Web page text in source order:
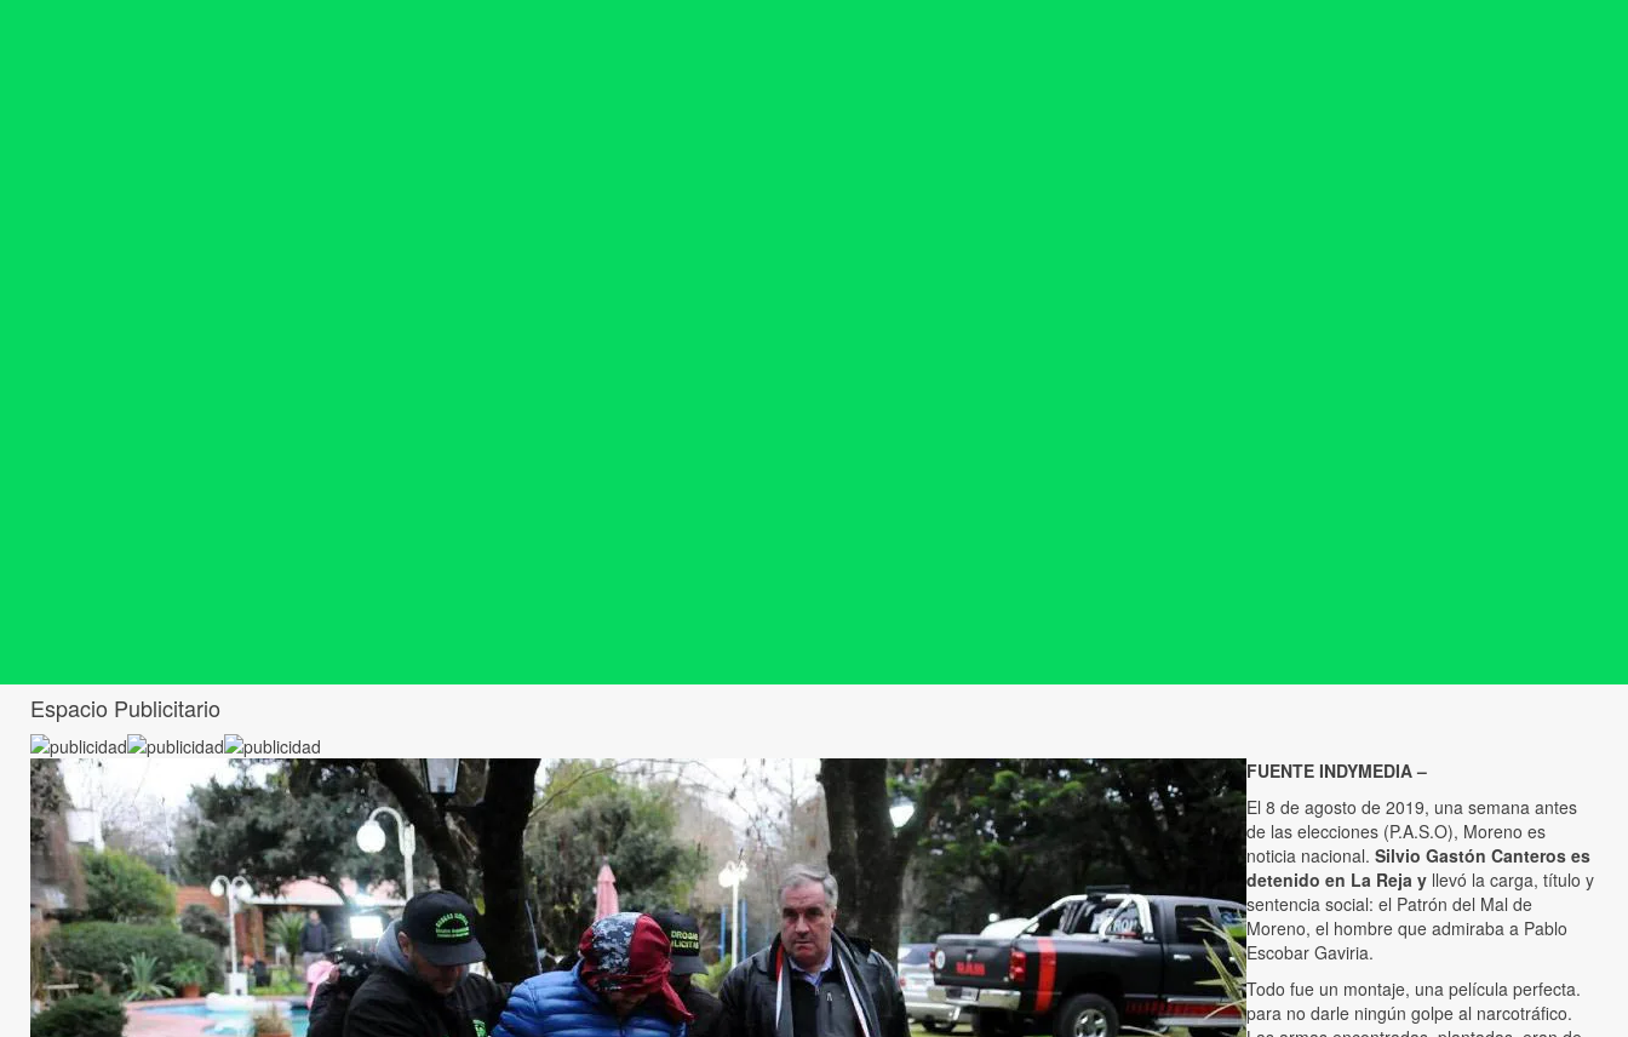
Espacio Publicitario
FUENTE INDYMEDIA –
El 8 de agosto de 2019, una semana antes
de las elecciones (P.A.S.O), Moreno es
noticia nacional. Silvio Gastón Canteros es
detenido en La Reja y llevó la carga, título y
sentencia social: el Patrón del Mal de
Moreno, el hombre que admiraba a Pablo
Escobar Gaviria.
Todo fue un montaje, una película perfecta.
para no darle ningún golpe al narcotráfico.